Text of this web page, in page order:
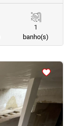
1
banho(s)